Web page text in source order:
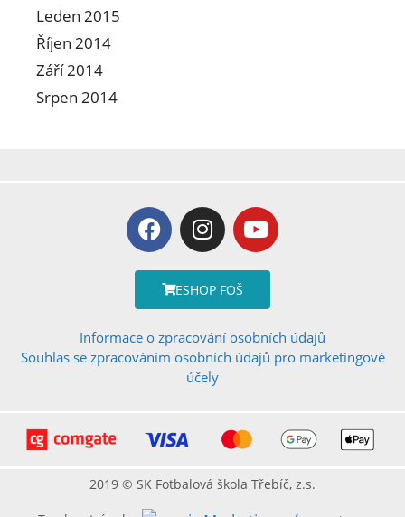
Leden 2015
Říjen 2014
Září 2014
Srpen 2014
ESHOP FOŠ
Informace o zpracování osobních údajů
Souhlas se zpracováním osobních údajů pro marketingové
účely
2019 © SK Fotbalová škola Třebíč, z.s.